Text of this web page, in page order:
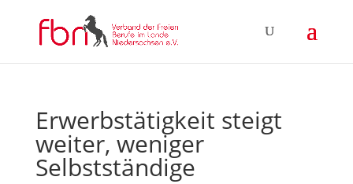
Erwerbstätigkeit steigt
weiter, weniger
Selbstständige